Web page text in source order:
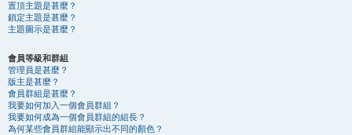
置頂主題是甚麼？
鎖定主題是甚麼？
主題圖示是甚麼？
會員等級和群組
管理員是甚麼？
版主是甚麼？
會員群組是甚麼？
我要如何加入一個會員群組？
我要如何成為一個會員群組的組長？
為何某些會員群組能顯示出不同的顏色？